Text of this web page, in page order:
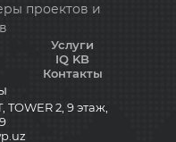
проектов и
Услуги
IQ KB
Контакты
2, 9 этаж,